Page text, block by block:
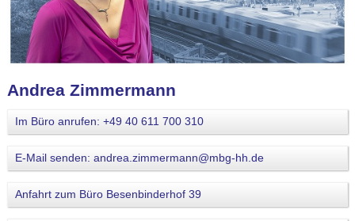
Andrea Zimmermann
Im Büro anrufen: +49 40 611 700 310
E-Mail senden: andrea.zimmermann@mbg-hh.de
Anfahrt zum Büro Besenbinderhof 39